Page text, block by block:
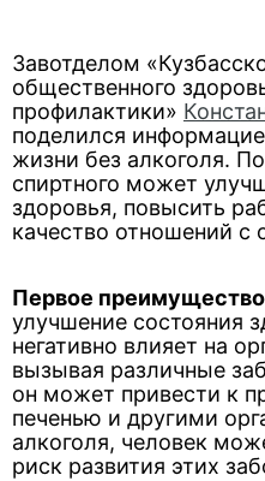
Завотделом
общественного
профилактики»
поделился
жизни без алкоголя.
спиртного может
здоровья, повысить
качество отношений
Первое преимущество
улучшение состояния
негативно влияет на
вызывая различные
он может привести к
печенью и другими
алкоголя, человек
риск развития этих